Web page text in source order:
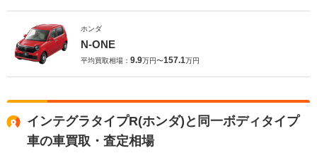
ホンダ
N-ONE
平均買取相場： 9.9万円〜157.1万円
インテグラタイプR(ホンダ)と同一ボディタイプ
車の車買取・査定相場